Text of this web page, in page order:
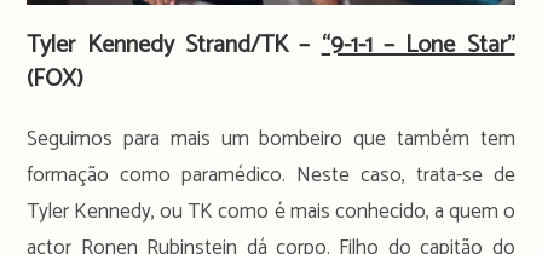
Tyler Kennedy Strand/TK –“9-1-1 – Lone Star”
(FOX)
Seguimos para mais um bombeiro que também tem
formação como paramédico. Neste caso, trata-se de
Tyler Kennedy, ou TK como é mais conhecido, a quem o